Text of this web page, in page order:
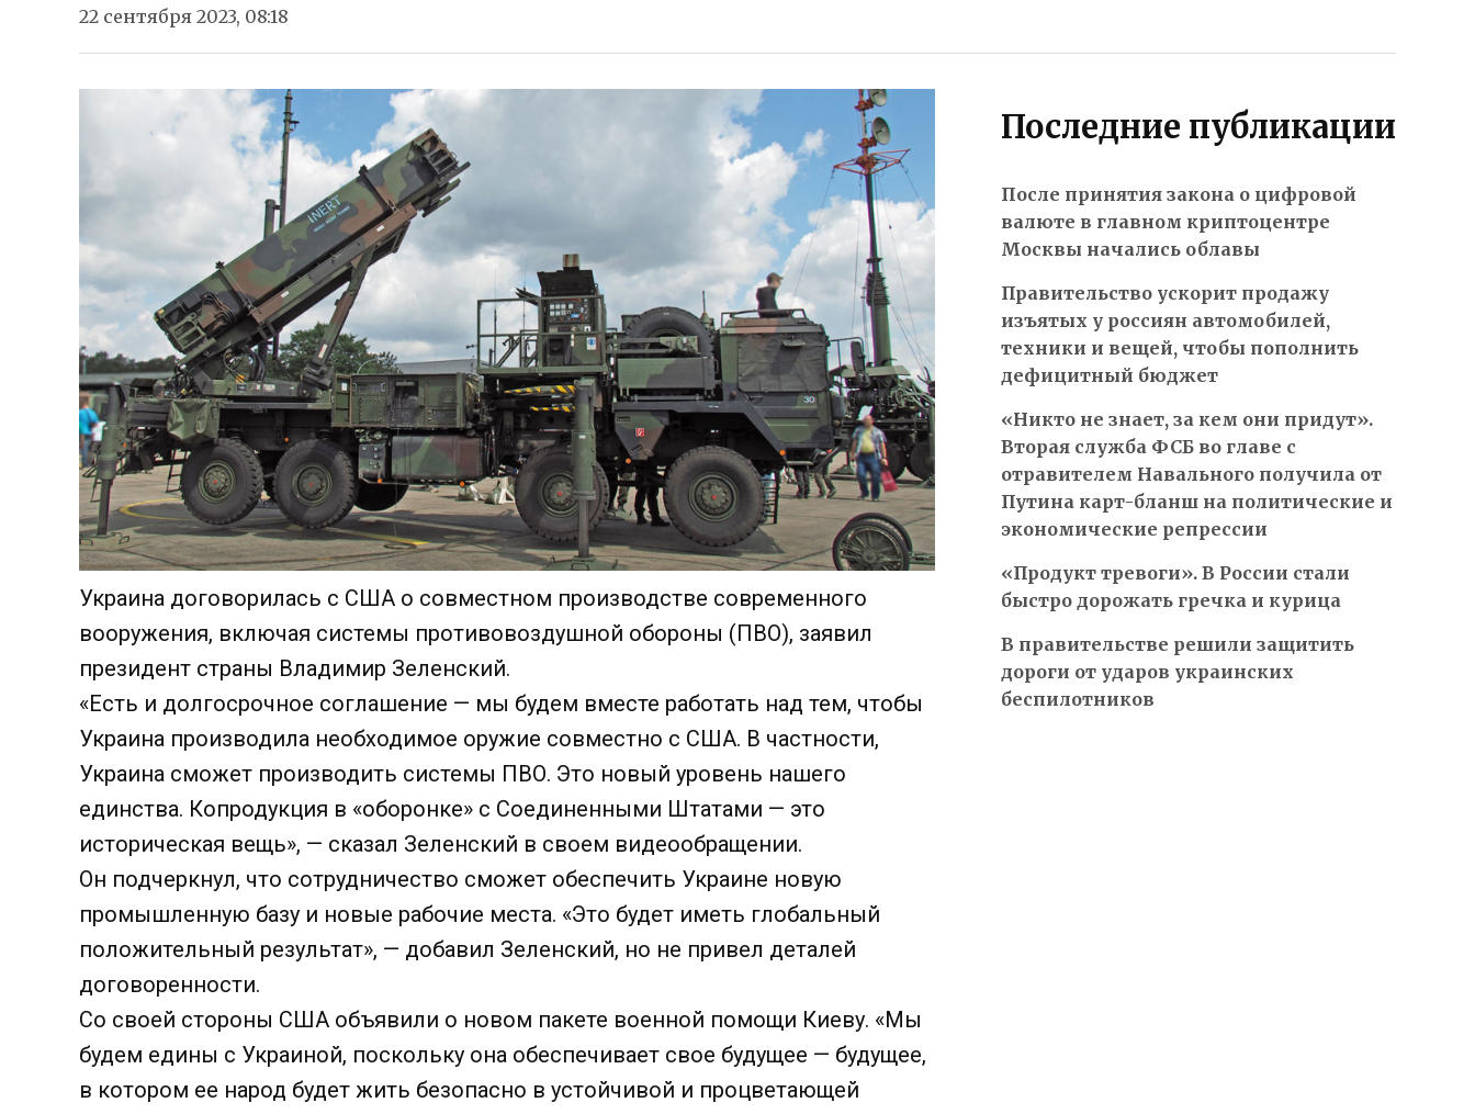
22 сентября 2023, 08:18
Украина договорилась с США о совместном производстве современного
вооружения, включая системы противовоздушной обороны (ПВО), заявил
президент страны Владимир Зеленский.
«Есть и долгосрочное соглашение — мы будем вместе работать над тем, чтобы
Украина производила необходимое оружие совместно с США. В частности,
Украина сможет производить системы ПВО. Это новый уровень нашего
единства. Копродукция в «оборонке» с Соединенными Штатами — это
историческая вещь», — сказал Зеленский в своем видеообращении.
Он подчеркнул, что сотрудничество сможет обеспечить Украине новую
промышленную базу и новые рабочие места. «Это будет иметь глобальный
положительный результат», — добавил Зеленский, но не привел деталей
договоренности.
Со своей стороны США объявили о новом пакете военной помощи Киеву. «Мы
будем едины с Украиной, поскольку она обеспечивает свое будущее — будущее,
в котором ее народ будет жить безопасно в устойчивой и процветающей
Последние публикации
После принятия закона о цифровой
валюте в главном криптоцентре
Москвы начались облавы
Правительство ускорит продажу
изъятых у россиян автомобилей,
техники и вещей, чтобы пополнить
дефицитный бюджет
«Никто не знает, за кем они придут».
Вторая служба ФСБ во главе с
отравителем Навального получила от
Путина карт-бланш на политические и
экономические репрессии
«Продукт тревоги». В России стали
быстро дорожать гречка и курица
В правительстве решили защитить
дороги от ударов украинских
беспилотников